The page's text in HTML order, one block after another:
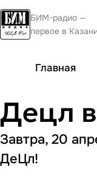
БИМ-радио —
первое в
Главная
Децл
Завтра, 20
ДеЦл!